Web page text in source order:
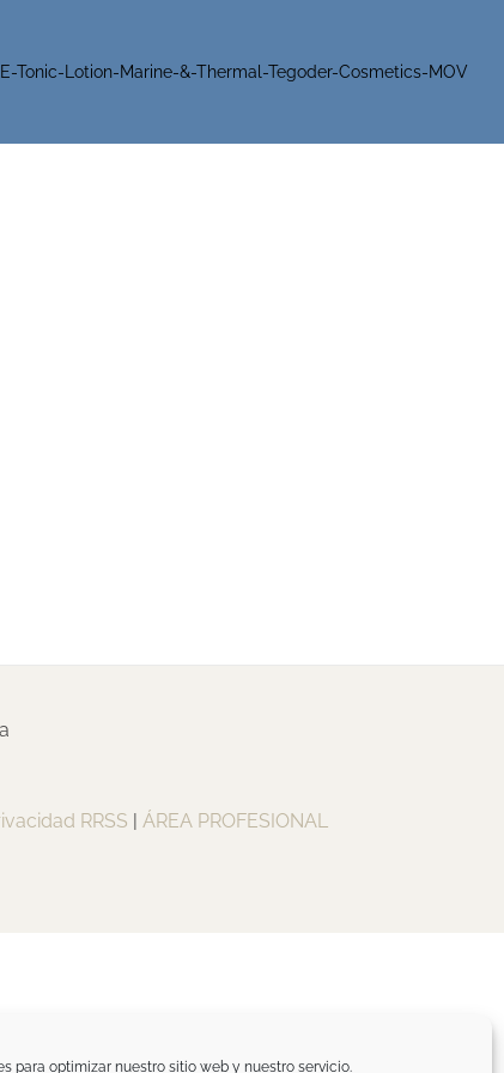
para optimizar nuestro sitio web y nuestro servicio.
Tonic-Lotion-Marine-&-Thermal-Tegoder-Cosmetics-MOV
RRSS | ÁREA PROFESIONAL